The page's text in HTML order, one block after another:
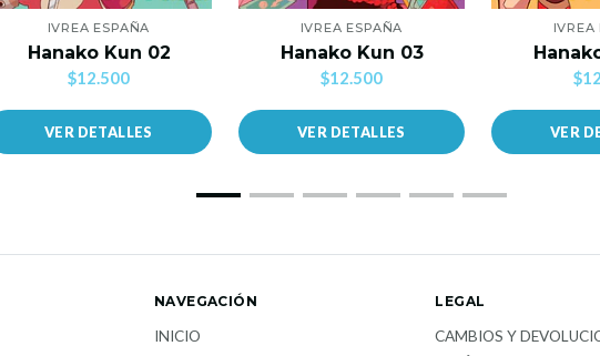
IVREA ESPAÑA
Hanako Kun 02
$12.500
VER DETALLES
IVREA ESPAÑA
Hanako Kun 03
$12.500
VER DETALLES
IVREA
VER
NAVEGACIÓN
INICIO
LEGAL
CAMBIOS Y